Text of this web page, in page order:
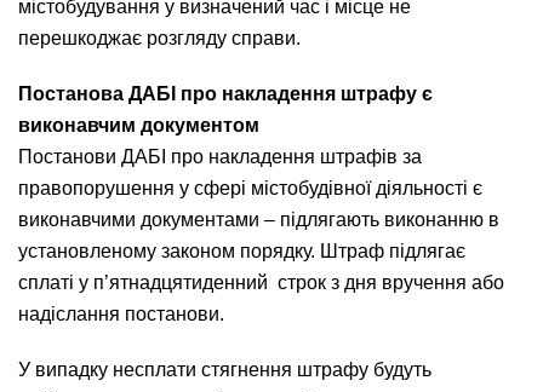
містобудування у визначений час і місце не
перешкоджає розгляду справи.
Постанова ДАБІ про накладення штрафу є
виконавчим документом
Постанови ДАБІ про накладення штрафів за
правопорушення у сфері містобудівної діяльності є
виконавчими документами – підлягають виконанню в
установленому законом порядку. Штраф підлягає
сплаті у п’ятнадцятиденний строк з дня вручення або
надіслання постанови.
У випадку несплати стягнення штрафу будуть